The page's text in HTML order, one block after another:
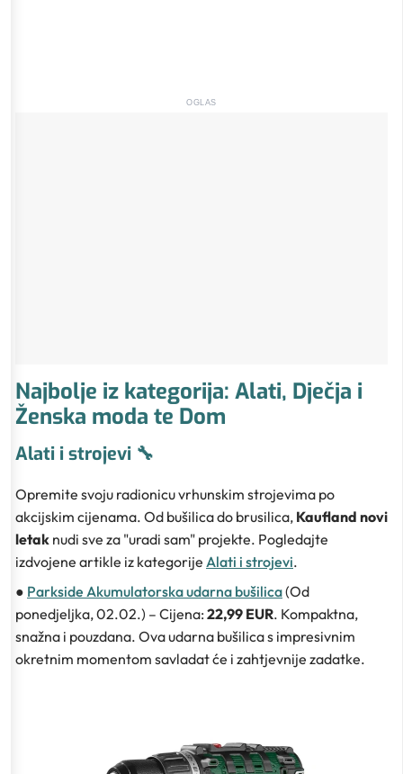
OGLAS
Najbolje iz kategorija: Alati, Dječja i
Ženska moda te Dom
Alati i strojevi 🔧
Opremite svoju radionicu vrhunskim strojevima po
akcijskim cijenama. Od bušilica do brusilica, Kaufland novi
letak nudi sve za "uradi sam" projekte. Pogledajte
izdvojene artikle iz kategorije Alati i strojevi.
● Parkside Akumulatorska udarna bušilica(Od
ponedjeljka, 02.02.) – Cijena: 22,99 EUR. Kompaktna,
snažna i pouzdana. Ova udarna bušilica s impresivnim
okretnim momentom savladat će i zahtjevnije zadatke.